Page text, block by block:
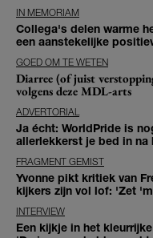
IN MEMORIAM
Collega's delen warme
een aanstekelijke
GOED OM TE WETEN
Diarree (of juist
volgens deze MDL-arts
ADVERTORIAL
Ja écht: WorldPride is
allerlekkerst je bed in na
FRAGMENT GEMIST
Yvonne pikt kritiek van
kijkers zijn vol lof: 'Zet
INTERVIEW
Een kijkje in het